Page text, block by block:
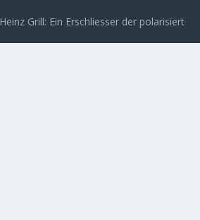
Heinz Grill: Ein Erschliesser der polarisiert